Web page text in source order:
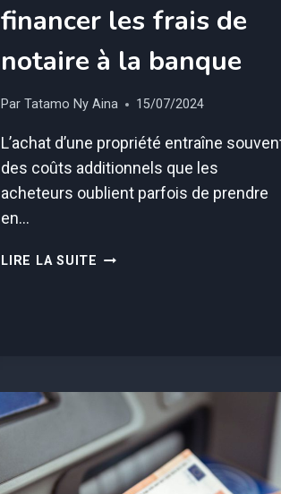
financer les frais de
notaire à la banque
Par Tatamo Ny Aina 15/07/2024
L’achat d’une propriété entraîne
des coûts additionnels que les
acheteurs oublient parfois de prendre
en…
LIRE LA SUITE CETTE
FRAIS
DE
NOTAIRE
À